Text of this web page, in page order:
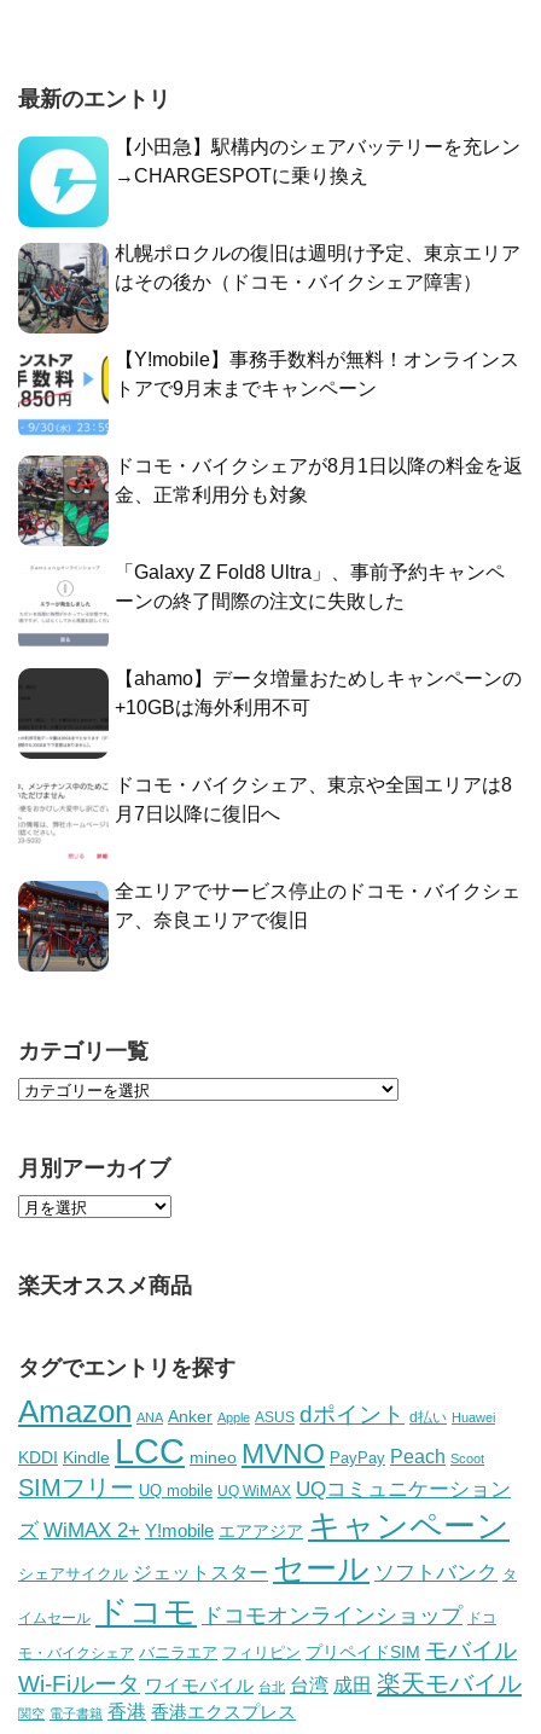
最新のエントリ
【小田急】駅構内のシェアバッテリーを充レン
→CHARGESPOTに乗り換え
札幌ポロクルの復旧は週明け予定、東京エリア
はその後か（ドコモ・バイクシェア障害）
【Y!mobile】事務手数料が無料！オンラインス
トアで9月末までキャンペーン
ドコモ・バイクシェアが8月1日以降の料金を返
金、正常利用分も対象
「Galaxy Z Fold8 Ultra」、事前予約キャンペ
ーンの終了間際の注文に失敗した
【ahamo】データ増量おためしキャンペーンの
+10GBは海外利用不可
ドコモ・バイクシェア、東京や全国エリアは8
月7日以降に復旧へ
全エリアでサービス停止のドコモ・バイクシェ
ア、奈良エリアで復旧
カテゴリ一覧
月別アーカイブ
楽天オススメ商品
タグでエントリを探す
Amazon ANA Anker Apple ASUS dポイント d払い Huawei
KDDI Kindle LCC mineo MVNO PayPay Peach Scoot
SIMフリー UQ mobile UQ WiMAX UQコミュニケーション
ズ WiMAX 2+ Y!mobile エアアジア キャンペーン
シェアサイクル ジェットスター セール ソフトバンク タ
イムセール ドコモ ドコモオンラインショップ ドコ
モ・バイクシェア バニラエア フィリピン プリペイドSIM モバイル
Wi-Fiルータ ワイモバイル 台北 台湾 成田 楽天モバイル
関空 電子書籍 香港 香港エクスプレス